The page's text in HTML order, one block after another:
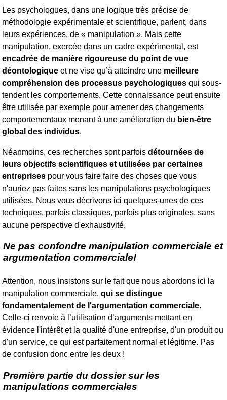
Les psychologues, dans une logique très précise de
méthodologie expérimentale et scientifique, parlent, dans
leurs expériences, de « manipulation ». Mais cette
manipulation, exercée dans un cadre expérimental, est
encadrée de manière rigoureuse du point de vue
déontologique et ne vise qu’à atteindre une meilleure
compréhension des processus psychologiques qui sous-
tendent les comportements. Cette connaissance peut ensuite
être utilisée par exemple pour amener des changements
comportementaux menant à une amélioration du bien-être
global des individus.
Néanmoins, ces recherches sont parfoisdétournées de
leurs objectifs scientifiques et utilisées par certaines
entreprises pour vous faire faire des choses que vous
n'auriez pas faites sans les manipulations psychologiques
utilisées. Nous vous décrivons ici quelques-unes de ces
techniques, parfois classiques, parfois plus originales, sans
aucune perspective d'exhaustivité.
Ne pas confondre manipulation commerciale et
argumentation commerciale!
Attention, nous insistons sur le fait que nous abordons ici la
manipulation commerciale,qui se distingue
fondamentalement de l'argumentation commerciale.
Celle-ci renvoie à l’utilisation d’arguments mettant en
évidence l'intérêt et la qualité d'une entreprise, d'un produit ou
d'un service, ce qui est parfaitement normal et légitime. Pas
de confusion donc entre les deux !
Première partie du dossier sur les
manipulations commerciales